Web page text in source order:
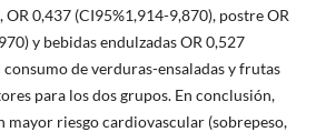
OR 0,437 (CI95%1,914-9,870), postre OR
y bebidas endulzadas OR 0,527
consumo de verduras-ensaladas y frutas
para los dos grupos. En conclusión,
mayor riesgo cardiovascular (sobrepeso,